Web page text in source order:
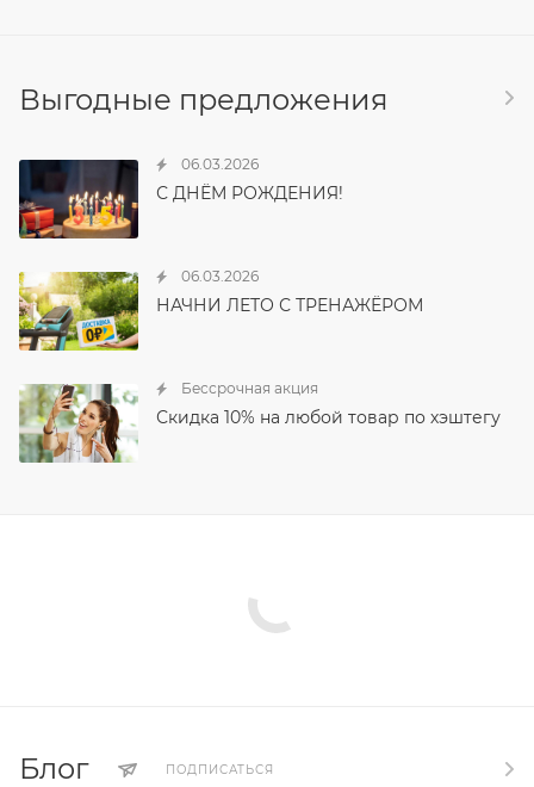
Выгодные предложения
06.03.2026
С ДНЁМ РОЖДЕНИЯ!
06.03.2026
НАЧНИ ЛЕТО С ТРЕНАЖЁРОМ
Бессрочная акция
Скидка 10% на любой товар по хэштегу
Блог ПОДПИСАТЬСЯ